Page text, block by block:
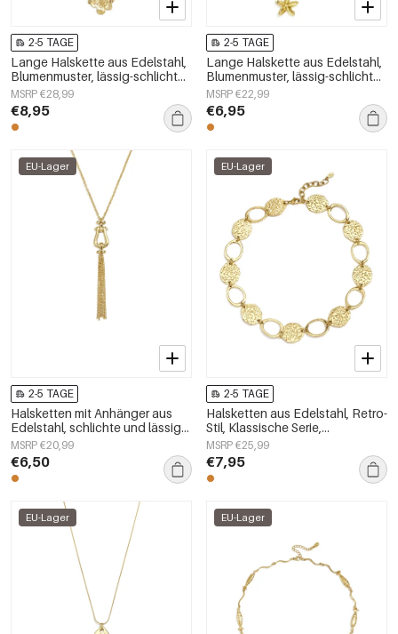
2-5 TAGE
Lange Halskette aus Edelstahl,
Blumenmuster, lässig-schlichte
Serie, Damenschmuck
MSRP €28,99
€8,95
2-5 TAGE
Lange Halskette aus Edelstahl,
Blumenmuster, lässig-schlichte
Serie, Damenschmuck
MSRP €22,99
€6,95
EU-Lager
2-5 TAGE
Halsketten mit Anhänger aus
Edelstahl, schlichte und lässige
Serie für Damen.
MSRP €20,99
€6,50
EU-Lager
2-5 TAGE
Halsketten aus Edelstahl, Retro-
Stil, Klassische Serie,
Damenschmuck
MSRP €25,99
€7,95
EU-Lager EU-Lager